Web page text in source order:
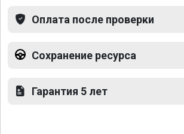
Оплата после проверки
Сохранение ресурса
Гарантия 5 лет